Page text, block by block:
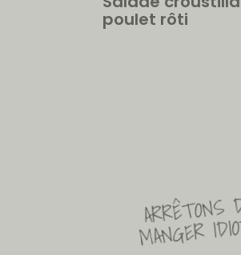
poulet rôti
ARRÊTONS
MANGER